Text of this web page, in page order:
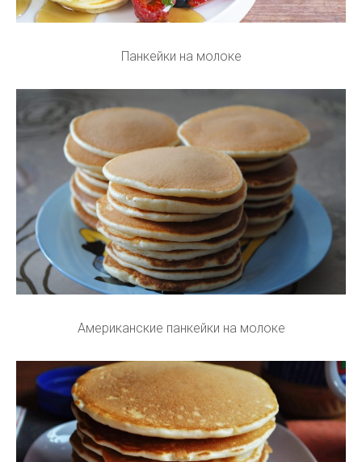
Панкейки на молоке
Американские панкейки на молоке